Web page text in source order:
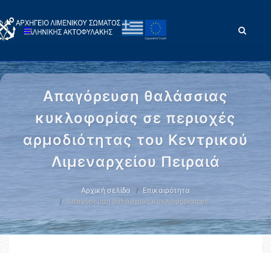
Απαγόρευση θαλάσσιας
κυκλοφορίας σε περιοχές
αρμοδιότητας του Κεντρικού
Λιμεναρχείου Πειραιά
Αρχική σελίδα
Επικαιρότητα
Απαγόρευση θαλάσσιας κυκλοφορίας σε …